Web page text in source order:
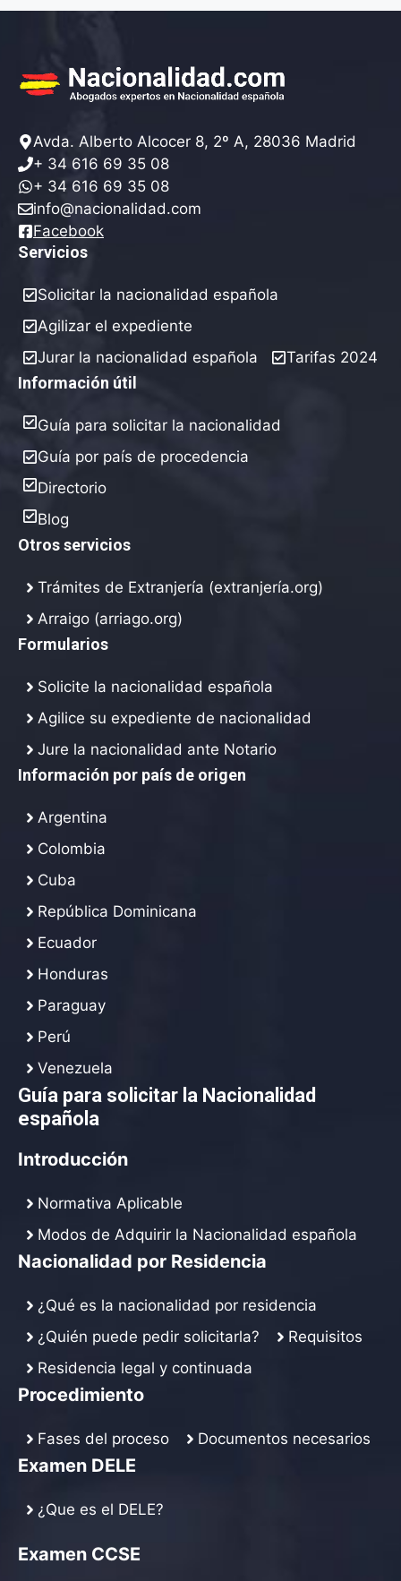
Avda. Alberto Alcocer 8, 2º A, 28036 Madrid
+ 34 616 69 35 08
+ 34 616 69 35 08
info@nacionalidad.com
Facebook
Servicios
Solicitar la nacionalidad española
Agilizar el expediente
Jurar la nacionalidad española
Tarifas 2024
Información útil
Guía para solicitar la nacionalidad
Guía por país de procedencia
Directorio
Blog
Otros servicios
Trámites de Extranjería (extranjería.org)
Arraigo (arriago.org)
Formularios
Solicite la nacionalidad española
Agilice su expediente de nacionalidad
Jure la nacionalidad ante Notario
Información por país de origen
Argentina
Colombia
Cuba
República Dominicana
Ecuador
Honduras
Paraguay
Perú
Venezuela
Guía para solicitar la Nacionalidad
española
Introducción
Normativa Aplicable
Modos de Adquirir la Nacionalidad española
Nacionalidad por Residencia
¿Qué es la nacionalidad por residencia
¿Quién puede pedir solicitarla?
Requisitos
Residencia legal y continuada
Procedimiento
Fases del proceso Documentos necesarios
Examen DELE
¿Que es el DELE?
Examen CCSE